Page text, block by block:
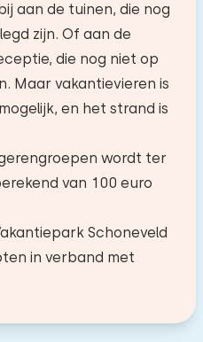
aan de tuinen, die nog
zijn. Of aan de
die nog niet op
Maar vakantievieren is
en het strand is
wordt ter
van 100 euro
Schoneveld
in verband met